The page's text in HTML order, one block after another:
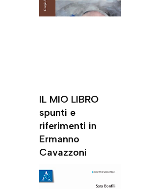
IL MIO LIBRO
spunti e
riferimenti in
Ermanno
Cavazzoni